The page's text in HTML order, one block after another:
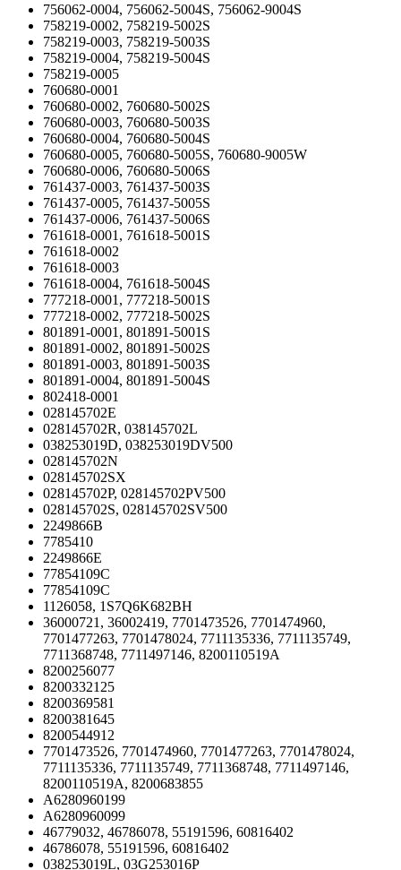
756062-0004, 756062-5004S, 756062-9004S
758219-0002, 758219-5002S
758219-0003, 758219-5003S
758219-0004, 758219-5004S
758219-0005
760680-0001
760680-0002, 760680-5002S
760680-0003, 760680-5003S
760680-0004, 760680-5004S
760680-0005, 760680-5005S, 760680-9005W
760680-0006, 760680-5006S
761437-0003, 761437-5003S
761437-0005, 761437-5005S
761437-0006, 761437-5006S
761618-0001, 761618-5001S
761618-0002
761618-0003
761618-0004, 761618-5004S
777218-0001, 777218-5001S
777218-0002, 777218-5002S
801891-0001, 801891-5001S
801891-0002, 801891-5002S
801891-0003, 801891-5003S
801891-0004, 801891-5004S
802418-0001
028145702E
028145702R, 038145702L
038253019D, 038253019DV500
028145702N
028145702SX
028145702P, 028145702PV500
028145702S, 028145702SV500
2249866B
7785410
2249866E
77854109C
77854109C
1126058, 1S7Q6K682BH
36000721, 36002419, 7701473526, 7701474960,
7701477263, 7701478024, 7711135336, 7711135749,
7711368748, 7711497146, 8200110519A
8200256077
8200332125
8200369581
8200381645
8200544912
7701473526, 7701474960, 7701477263, 7701478024,
7711135336, 7711135749, 7711368748, 7711497146,
8200110519A, 8200683855
A6280960199
A6280960099
46779032, 46786078, 55191596, 60816402
46786078, 55191596, 60816402
038253019L, 03G253016P